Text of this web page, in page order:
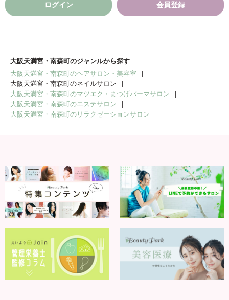
ログイン 会員登録
大阪天満宮・南森町のジャンルから探す
大阪天満宮・南森町のヘアサロン・美容室
大阪天満宮・南森町のネイルサロン
大阪天満宮・南森町のマツエク・まつげパーマサロン
大阪天満宮・南森町のエステサロン
大阪天満宮・南森町のリラクゼーションサロン